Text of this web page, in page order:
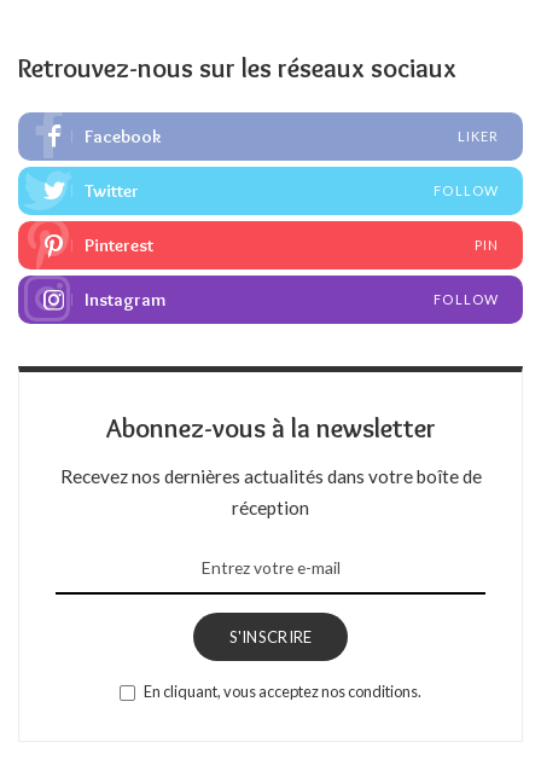
Retrouvez-nous sur les réseaux sociaux
Facebook LIKER
Twitter FOLLOW
Pinterest PIN
Instagram FOLLOW
Abonnez-vous à la newsletter
Recevez nos dernières actualités dans votre boîte de
réception
S'INSCRIRE
En cliquant, vous acceptez nos conditions.